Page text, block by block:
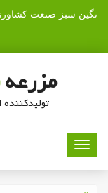
نگین سبز صنعت
مزرعه